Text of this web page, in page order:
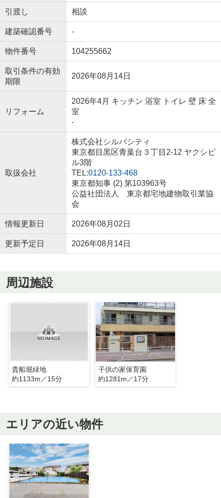
引渡し 相談
建築確認番号 -
物件番号 104255662
取引条件の有効
期限
2026年08月14日
リフォーム
2026年4月 キッチン 浴室 トイレ 壁 床 全
室
-
取扱会社
株式会社シルバシティ
東京都目黒区青葉台３丁目2-12 ヤクシビ
ル3階
TEL:0120-133-468
東京都知事 (2) 第103963号
公益社団法人 東京都宅地建物取引業協
会
情報更新日 2026年08月02日
更新予定日 2026年08月14日
周辺施設
貴船堀緑地
約1133m／15分
子供の家保育園
約1281m／17分
エリアの近い物件